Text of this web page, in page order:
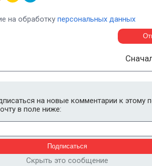
на обработку персональных данных
на новые комментарии к этому
в поле ниже:
Скрыть это сообщение